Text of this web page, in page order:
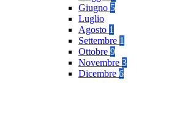
Giugno 5
Luglio
Agosto 1
Settembre 1
Ottobre 9
Novembre 3
Dicembre 6